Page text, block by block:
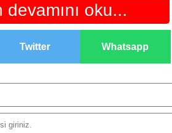
devamını oku...
Twitter Whatsapp